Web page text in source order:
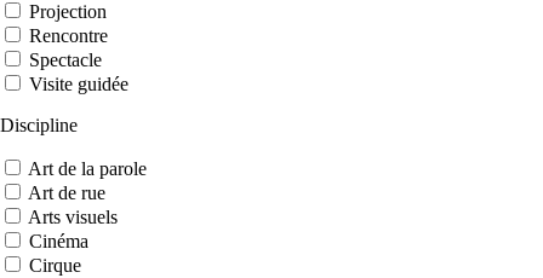
Projection
Rencontre
Spectacle
Visite guidée
Discipline
Art de la parole
Art de rue
Arts visuels
Cinéma
Cirque